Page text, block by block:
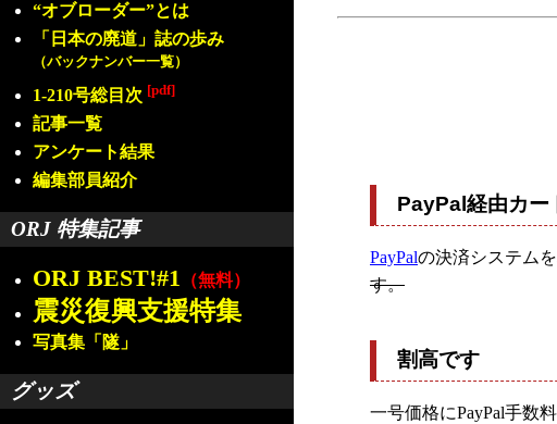
“オブローダー”とは
「日本の廃道」誌の歩み
（バックナンバー一覧）
1-210号総目次 [pdf]
記事一覧
アンケート結果
編集部員紹介
ORJ 特集記事
ORJ BEST!#1 （無料）
震災復興支援特集
写真集「隧」
グッズ
PayPal経由カー
PayPalの決済システム
す。
割高です
一号価格にPayPal手数